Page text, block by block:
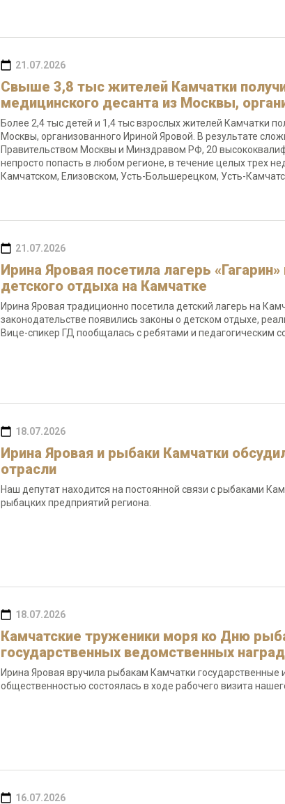
21.07.2026
Свыше 3,8 тыс жителей Камчатки
медицинского десанта из Москвы,
Более 2,4 тыс детей и 1,4 тыс взрослых жителей Камчатки
Москвы, организованного Ириной Яровой. В результате
Правительством Москвы и Минздравом РФ, 20
непросто попасть в любом регионе, в течение целых трех
Камчатском, Елизовском, Усть-Большерецком, Усть-
21.07.2026
Ирина Яровая посетила лагерь
детского отдыха на Камчатке
Ирина Яровая традиционно посетила детский лагерь на
законодательстве появились законы о детском отдыхе,
Вице-спикер ГД пообщалась с ребятами и педагогическим
18.07.2026
Ирина Яровая и рыбаки Камчатки
отрасли
Наш депутат находится на постоянной связи с рыбаками
рыбацких предприятий региона.
18.07.2026
Камчатские труженики моря ко Дню
государственных ведомственных
Ирина Яровая вручила рыбакам Камчатки
общественностью состоялась в ходе рабочего визита
16.07.2026